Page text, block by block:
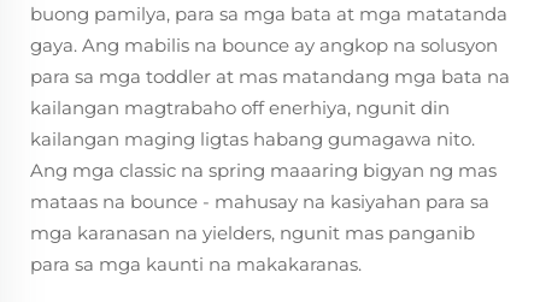
buong pamilya, para sa mga bata at mga matatanda
gaya. Ang mabilis na bounce ay angkop na solusyon
para sa mga toddler at mas matandang mga bata na
kailangan magtrabaho off enerhiya, ngunit din
kailangan maging ligtas habang gumagawa nito.
Ang mga classic na spring maaaring bigyan ng mas
mataas na bounce - mahusay na kasiyahan para sa
mga karanasan na yielders, ngunit mas panganib
para sa mga kaunti na makakaranas.